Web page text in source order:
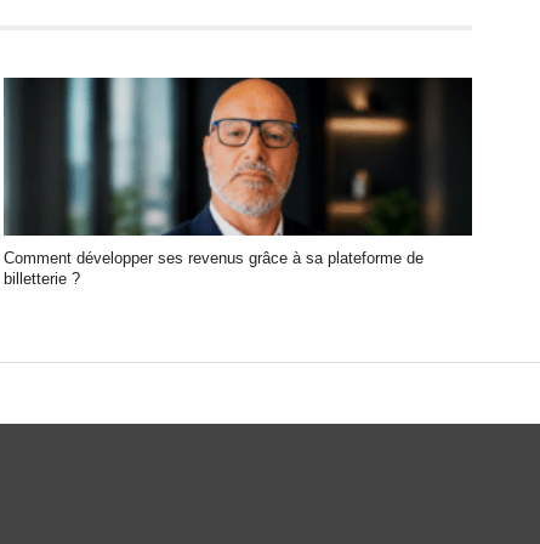
Comment développer ses revenus grâce à sa plateforme de
billetterie ?